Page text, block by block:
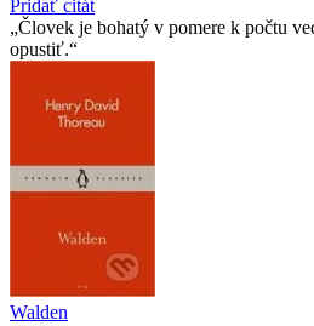
Pridať citát
Človek je bohatý v pomere k počtu
opustiť.
Walden